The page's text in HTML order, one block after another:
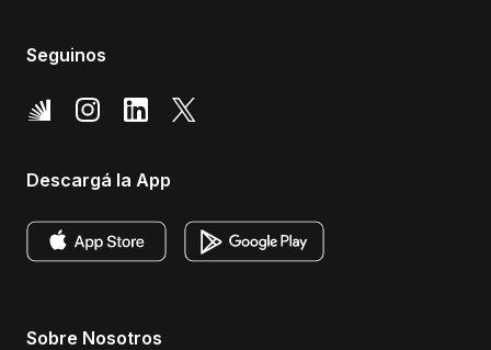
Seguinos
Descargá la App
Sobre Nosotros